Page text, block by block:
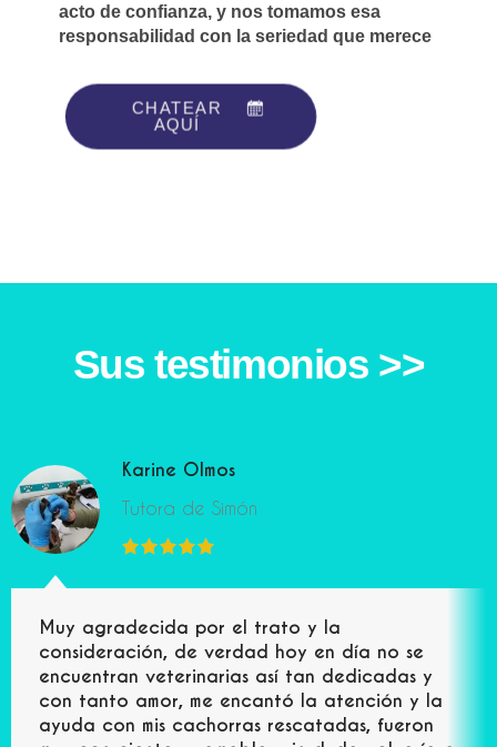
acto de confianza, y nos tomamos esa
responsabilidad con la seriedad que merece
CHATEAR
AQUÍ
Sus testimonios >>
Karine Olmos
Tutora de Simón
Muy agradecida por el trato y la
consideración, de verdad hoy en día no se
encuentran veterinarias así tan dedicadas y
con tanto amor, me encantó la atención y la
ayuda con mis cachorras rescatadas, fueron